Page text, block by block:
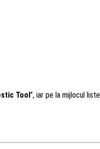
Tool”, iar pe la mijlocul